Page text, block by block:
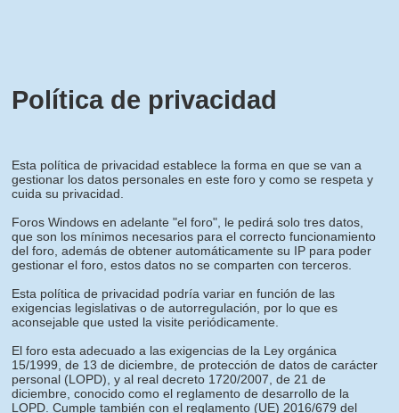
Política de privacidad
Esta política de privacidad establece la forma en que se van a
gestionar los datos personales en este foro y como se respeta y
cuida su privacidad.
Foros Windows en adelante "el foro", le pedirá solo tres datos,
que son los mínimos necesarios para el correcto funcionamiento
del foro, además de obtener automáticamente su IP para poder
gestionar el foro, estos datos no se comparten con terceros.
Esta política de privacidad podría variar en función de las
exigencias legislativas o de autorregulación, por lo que es
aconsejable que usted la visite periódicamente.
El foro esta adecuado a las exigencias de la Ley orgánica
15/1999, de 13 de diciembre, de protección de datos de carácter
personal (LOPD), y al real decreto 1720/2007, de 21 de
diciembre, conocido como el reglamento de desarrollo de la
LOPD. Cumple también con el reglamento (UE) 2016/679 del